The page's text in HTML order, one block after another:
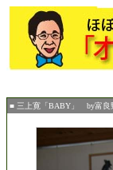
■ 三上寛「BABY」 by富良